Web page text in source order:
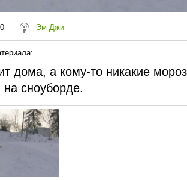
Эм Джи
:
дома, а кому-то никакие
на сноуборде.